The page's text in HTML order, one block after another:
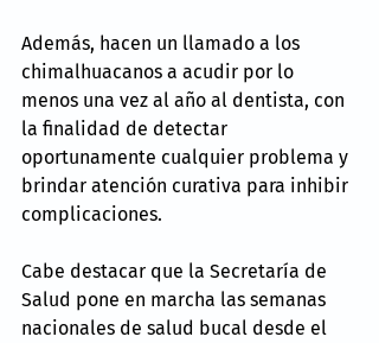
Además, hacen un llamado a los
chimalhuacanos a acudir por lo
menos una vez al año al dentista, con
la finalidad de detectar
oportunamente cualquier problema y
brindar atención curativa para inhibir
complicaciones.
Cabe destacar que la Secretaría de
Salud pone en marcha las semanas
nacionales de salud bucal desde el